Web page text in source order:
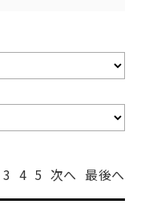
3 4 5 次へ 最後へ